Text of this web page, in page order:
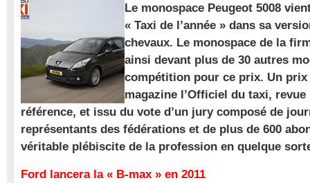
Le monospace Peugeot 5008
« Taxi de l’année » dans sa
chevaux. Le monospace de la
ainsi devant plus de 30 autres
compétition pour ce prix. Un
magazine l’Officiel du taxi,
référence, et issu du vote d’un jury composé de
représentants des fédérations et de plus de 600
véritable plébiscite de la profession en quelque
Ford lancera la « B-max » en 2011